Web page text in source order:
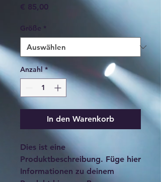
€ 85,00Preis
Größe *
Anzahl *
In den Warenkorb
Dies ist eine
Produktbeschreibung. Füge hier
Informationen zu deinem